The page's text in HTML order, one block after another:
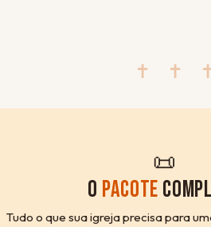
✝ ✝
📜
O PACOTE
Tudo o que sua igreja precisa para